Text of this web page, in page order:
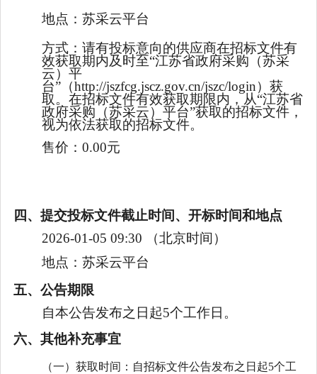
地点： 苏采云平台
方式： 请有投标意向的供应商在招标文件有
效获取期内及时至“江苏省政府采购（苏采
云）平
台”（http://jszfcg.jscz.gov.cn/jszc/login）获
取。在招标文件有效获取期限内，从“江苏省
政府采购（苏采云）平台”获取的招标文件，
视为依法获取的招标文件。
售价： 0.00元
四、提交投标文件截止时间、开标时间和地点
2026-01-05 09:30 （北京时间）
地点： 苏采云平台
五、公告期限
自本公告发布之日起5个工作日。
六、其他补充事宜
（一）获取时间：自招标文件公告发布之日起5个工